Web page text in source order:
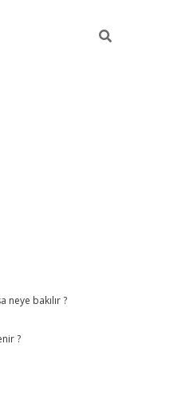
bakılır ?
?